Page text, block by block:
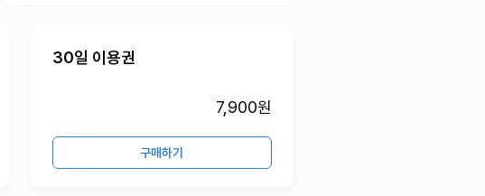
30일 이용권
7,900원
구매하기